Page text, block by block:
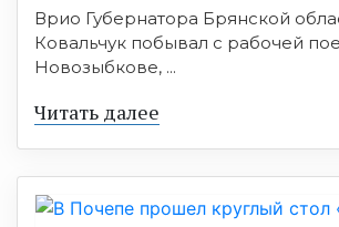
Врио Губернатора Брянской
Ковальчук побывал с рабочей
Новозыбкове, ...
Читать далее